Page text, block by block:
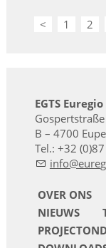
< 1 2
EGTS
B – 4700
Tel.: +32
nf
r g
OVER ONS
NIEUWS